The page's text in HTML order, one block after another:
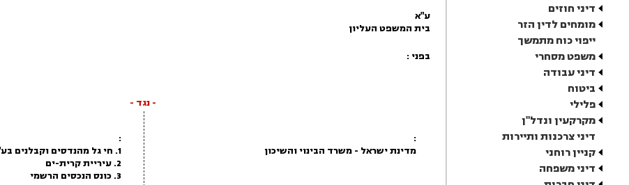
דיני חוזים
מומחים לדין הזר
ייפוי כוח מתמשך
משפט מסחרי
דיני עבודה
ביטוח
פלילי
מקרקעין ונדל"ן
דיני צרכנות ותיירות
קניין רוחני
דיני משפחה
ע"א
בית המשפט העליון
בפני :
- נגד -
:
מדינת ישראל - משרד הבינוי והשיכון
:
1. חי גל מהנדסים וקבלנים בע"מ
2. עיריית קרית-ים
3. כונס הנכסים הרשמי